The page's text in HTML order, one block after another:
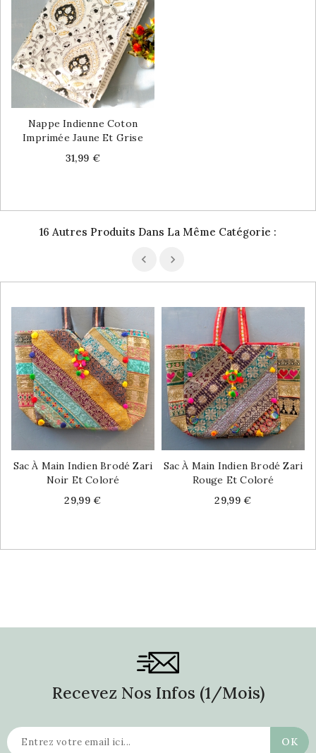
Nappe Indienne Coton
Imprimée Jaune Et Grise
Price
31,99 €
16 Autres Produits Dans La Même Catégorie :
Sac À Main Indien Brodé Zari
Noir Et Coloré
Price
29,99 €
Sac À Main Indien Brodé Zari
Rouge Et Coloré
Price
29,99 €
Recevez Nos Infos (1/mois)